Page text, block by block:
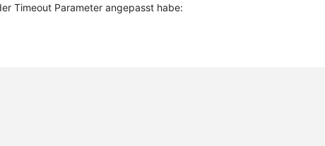
Timeout Parameter angepasst habe: